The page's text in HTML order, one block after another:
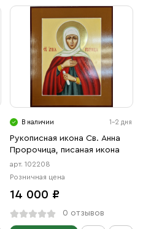
В наличии 1-2 дня
Рукописная икона Св. Анна
Пророчица, писаная икона
арт. 102208
Розничная цена
14 000 ₽
0 отзывов